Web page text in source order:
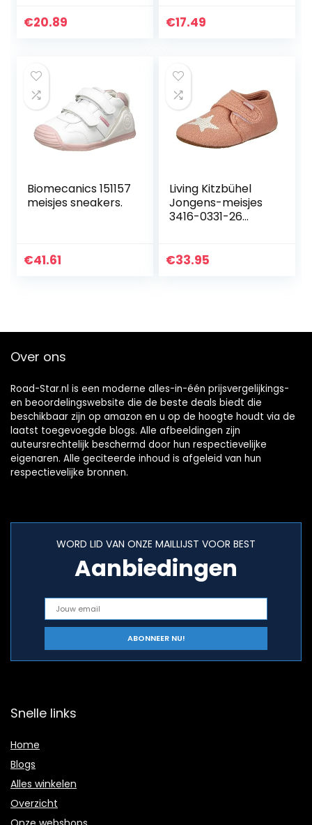
€20.89 €17.49
Biomecanics 151157
meisjes sneakers.
€41.61
Living Kitzbühel
Jongens-meisjes
3416-0331-26
€33.95
Over ons
Road-Star.nl is een moderne alles-in-één prijsvergelijkings-
en beoordelingswebsite die de beste deals biedt die
beschikbaar zijn op amazon en u op de hoogte houdt via de
laatst toegevoegde blogs. Alle afbeeldingen zijn
auteursrechtelijk beschermd door hun respectievelijke
eigenaren. Alle geciteerde inhoud is afgeleid van hun
respectievelijke bronnen.
WORD LID VAN ONZE MAILLIJST VOOR BEST
Aanbiedingen
Snelle links
Home
Blogs
Alles winkelen
Overzicht